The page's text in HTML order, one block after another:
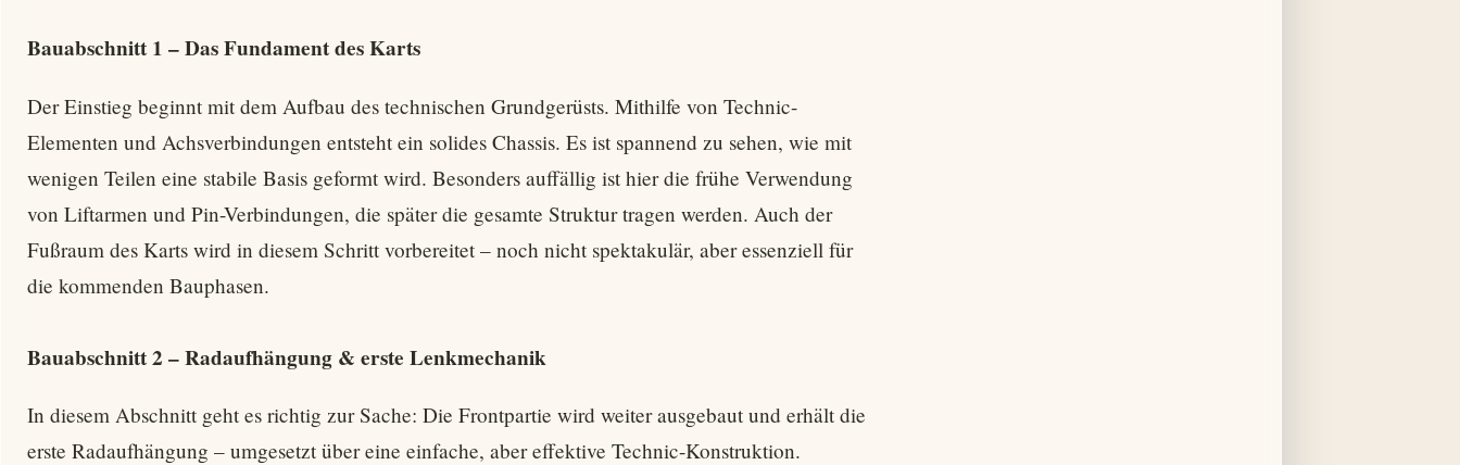
Bauabschnitt 1 – Das Fundament des Karts
Der Einstieg beginnt mit dem Aufbau des technischen Grundgerüsts. Mithilfe von Technic-
Elementen und Achsverbindungen entsteht ein solides Chassis. Es ist spannend zu sehen, wie mit
wenigen Teilen eine stabile Basis geformt wird. Besonders auffällig ist hier die frühe Verwendung
von Liftarmen und Pin-Verbindungen, die später die gesamte Struktur tragen werden. Auch der
Fußraum des Karts wird in diesem Schritt vorbereitet – noch nicht spektakulär, aber essenziell für
die kommenden Bauphasen.
Bauabschnitt 2 – Radaufhängung & erste Lenkmechanik
In diesem Abschnitt geht es richtig zur Sache: Die Frontpartie wird weiter ausgebaut und erhält die
erste Radaufhängung – umgesetzt über eine einfache, aber effektive Technic-Konstruktion.